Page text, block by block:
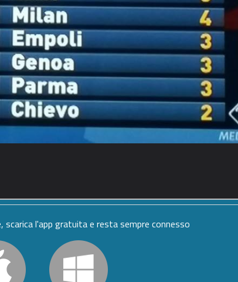
l'app gratuita e resta sempre connesso